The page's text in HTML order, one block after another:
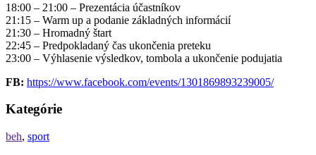
18:00 – 21:00 – Prezentácia účastníkov
21:15 – Warm up a podanie základných informácií
21:30 – Hromadný štart
22:45 – Predpokladaný čas ukončenia preteku
23:00 – Výhlasenie výsledkov, tombola a ukončenie podujatia
FB: https://www.facebook.com/events/1301869893239005/
Kategórie
beh, sport